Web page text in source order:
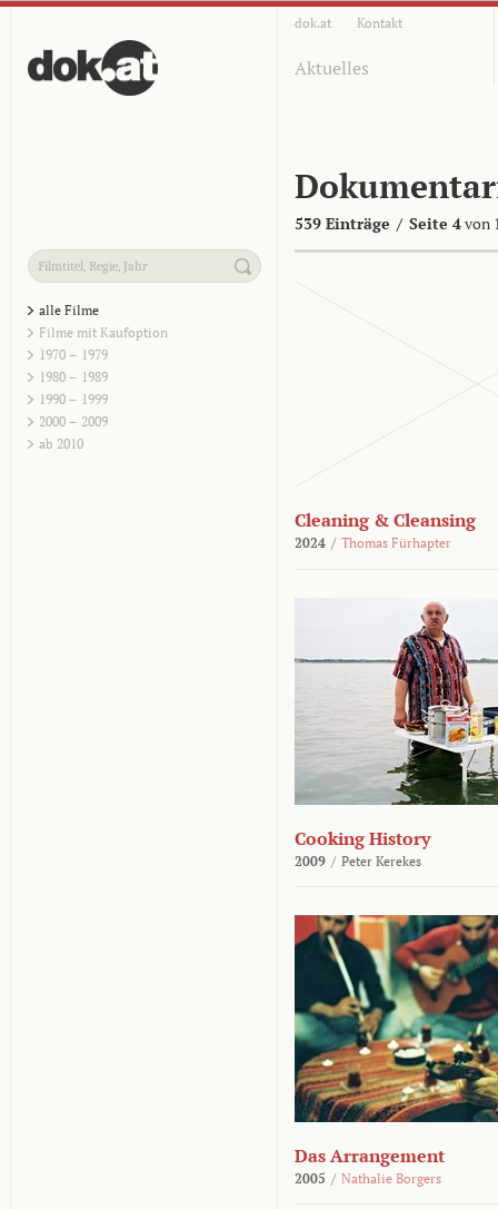
dok.at Kontakt
Aktuelles
539 Einträge / Seite 4von
alle Filme
Filme mit Kaufoption
1970 – 1979
1980 – 1989
1990 – 1999
2000 – 2009
ab 2010
Cleaning & Cleansing
2024 / Thomas Fürhapter
Cooking History
2009 / Peter Kerekes
Das Arrangement
2005 / Nathalie Borgers